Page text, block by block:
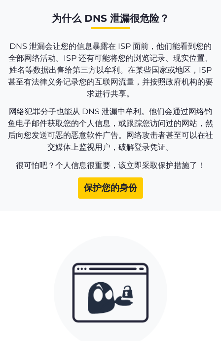
为什么 DNS 泄漏很危险？
DNS 泄漏会让您的信息暴露在 ISP 面前，他们能看到您的
全部网络活动。ISP 还有可能将您的浏览记录、现实位置、
姓名等数据出售给第三方以牟利。在某些国家或地区，ISP
甚至有法律义务记录您的互联网流量，并按照政府机构的要
求进行共享。
网络犯罪分子也能从 DNS 泄漏中牟利。他们会通过网络钓
鱼电子邮件获取您的个人信息，或跟踪您访问过的网站，然
后向您发送可恶的恶意软件广告。网络攻击者甚至可以在社
交媒体上监视用户，破解登录凭证。
很可怕吧？个人信息很重要，该立即采取保护措施了！
保护您的身份